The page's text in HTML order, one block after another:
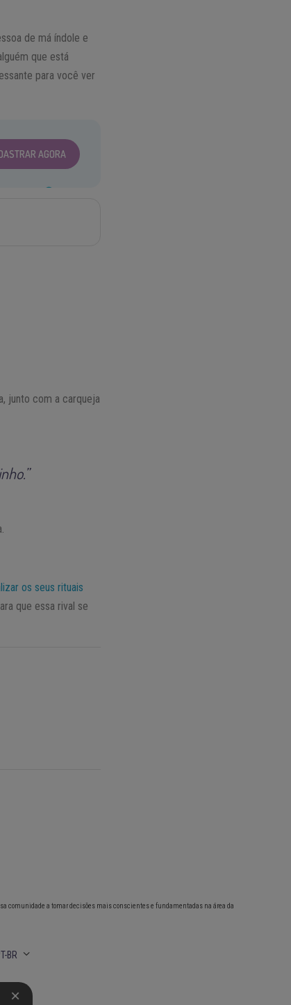
de má índole e
que está
para você ver
AGORA
junto com a carqueja
os seus rituais
que essa rival se
comunidade a tomar decisões mais conscientes e fundamentadas na área da
BR